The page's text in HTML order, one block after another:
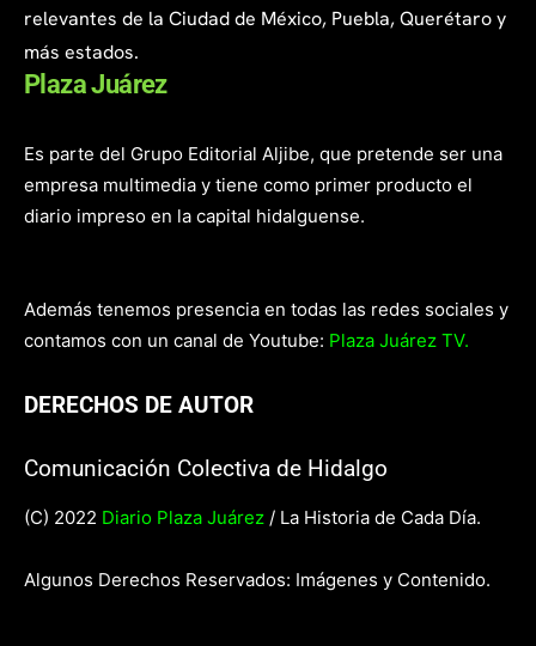
relevantes de la Ciudad de México, Puebla, Querétaro y
más estados.
Plaza Juárez
Es parte del Grupo Editorial Aljibe, que pretende ser una
empresa multimedia y tiene como primer producto el
diario impreso en la capital hidalguense.
Además tenemos presencia en todas las redes sociales y
contamos con un canal de Youtube: Plaza Juárez TV.
DERECHOS DE AUTOR
Comunicación Colectiva de Hidalgo
(C) 2022 Diario Plaza Juárez / La Historia de Cada Día.
Algunos Derechos Reservados: Imágenes y Contenido.